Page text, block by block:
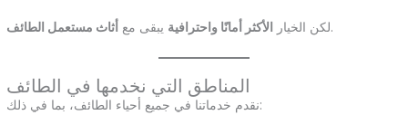
لكن الخيار الأكثر أمانًا واحترافية يبقى مع أثاث مستعمل الطائف .
المناطق التي نخدمها في الطائف
نقدم خدماتنا في جميع أحياء الطائف، بما في ذلك: